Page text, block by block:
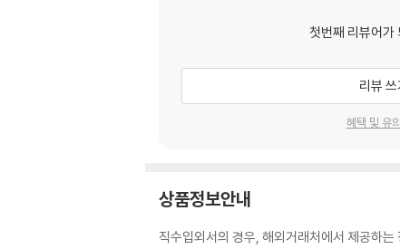
첫번째 리뷰어가
리뷰 쓰
혜택 및 유
상품정보안내
직수입외서의 경우, 해외거래처에서 제공하